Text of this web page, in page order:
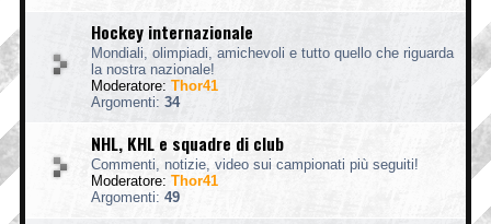
Hockey internazionale
Mondiali, olimpiadi, amichevoli e tutto quello che riguarda
la nostra nazionale!
Moderatore: Thor41
Argomenti: 34
NHL, KHL e squadre di club
Commenti, notizie, video sui campionati più seguiti!
Moderatore: Thor41
Argomenti: 49